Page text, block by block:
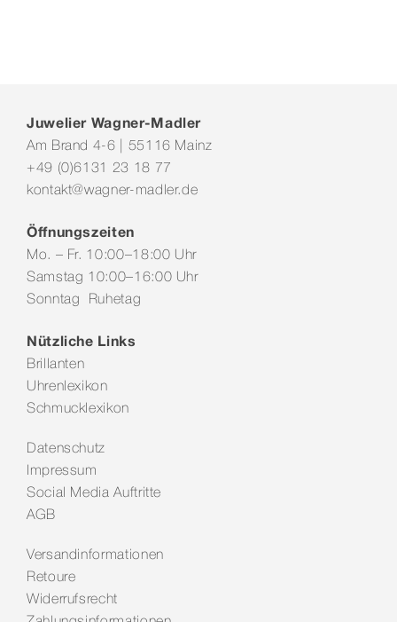
Juwelier Wagner-Madler
Am Brand 4-6 | 55116 Mainz
+49 (0)6131 23 18 77
kontakt@wagner-madler.de
Öffnungszeiten
Mo. – Fr. 10:00–18:00 Uhr
Samstag 10:00–16:00 Uhr
Sonntag Ruhetag
Nützliche Links
Brillanten
Uhrenlexikon
Schmucklexikon
Datenschutz
Impressum
Social Media Auftritte
AGB
Versandinformationen
Retoure
Widerrufsrecht